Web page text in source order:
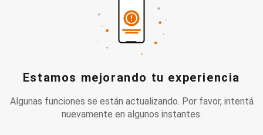
Estamos mejorando tu experiencia
Algunas funciones se están actualizando. Por favor, intentá
nuevamente en algunos instantes.